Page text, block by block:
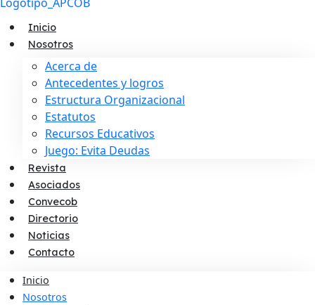
Inicio
Nosotros
Acerca de
Antecedentes y logros
Estructura Organizacional
Estatutos
Recursos Educativos
Juego: Evita Deudas
Revista
Asociados
Convecob
Directorio
Noticias
Contacto
Inicio
Nosotros